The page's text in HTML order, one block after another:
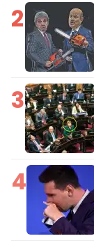
2
3
4